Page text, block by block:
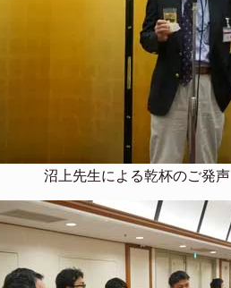
沼上先生による乾杯のご発声